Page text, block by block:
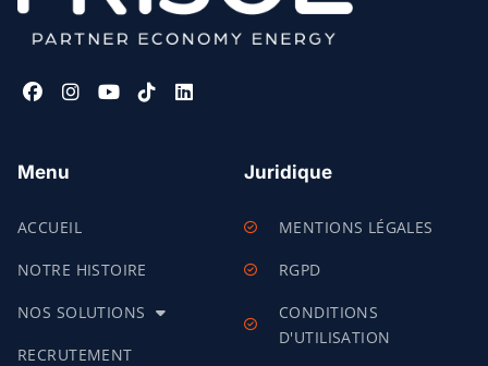
Menu
ACCUEIL
NOTRE HISTOIRE
NOS SOLUTIONS
RECRUTEMENT
Juridique
MENTIONS LÉGALES
RGPD
CONDITIONS
D'UTILISATION